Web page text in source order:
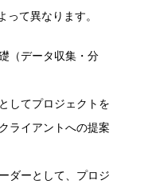
て異なります。
（データ収集・分
してプロジェクトを
ライアントへの提案
ダーとして、プロジ